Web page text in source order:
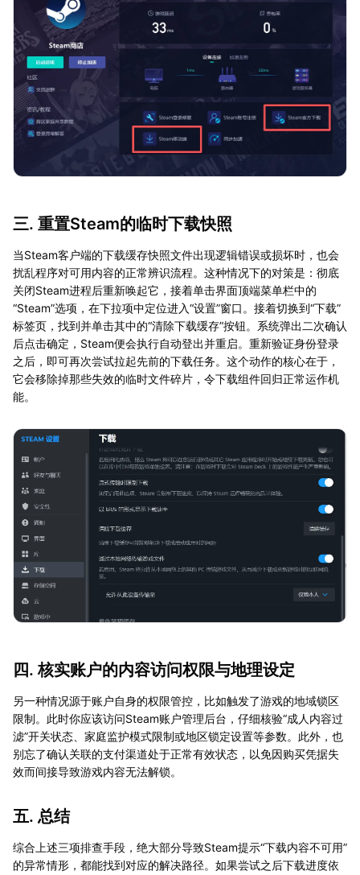
三. 重置Steam的临时下载快照
当Steam客户端的下载缓存快照文件出现逻辑错误或损坏时，也会
扰乱程序对可用内容的正常辨识流程。这种情况下的对策是：彻底
关闭Steam进程后重新唤起它，接着单击界面顶端菜单栏中的
“Steam”选项，在下拉项中定位进入“设置”窗口。接着切换到“下载”
标签页，找到并单击其中的“清除下载缓存”按钮。系统弹出二次确认
后点击确定，Steam便会执行自动登出并重启。重新验证身份登录
之后，即可再次尝试拉起先前的下载任务。这个动作的核心在于，
它会移除掉那些失效的临时文件碎片，令下载组件回归正常运作机
能。
四. 核实账户的内容访问权限与地理设定
另一种情况源于账户自身的权限管控，比如触发了游戏的地域锁区
限制。此时你应该访问Steam账户管理后台，仔细核验“成人内容过
滤”开关状态、家庭监护模式限制或地区锁定设置等参数。此外，也
别忘了确认关联的支付渠道处于正常有效状态，以免因购买凭据失
效而间接导致游戏内容无法解锁。
五. 总结
综合上述三项排查手段，绝大部分导致Steam提示“下载内容不可用”
的异常情形，都能找到对应的解决路径。如果尝试之后下载进度依